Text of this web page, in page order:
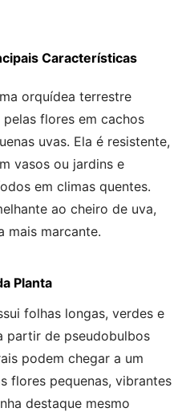
Características
orquídea terrestre
flores em cachos
uvas. Ela é resistente,
vasos ou jardins e
em climas quentes.
ao cheiro de uva,
mais marcante.
Planta
folhas longas, verdes e
partir de pseudobulbos
podem chegar a um
flores pequenas, vibrantes
destaque mesmo